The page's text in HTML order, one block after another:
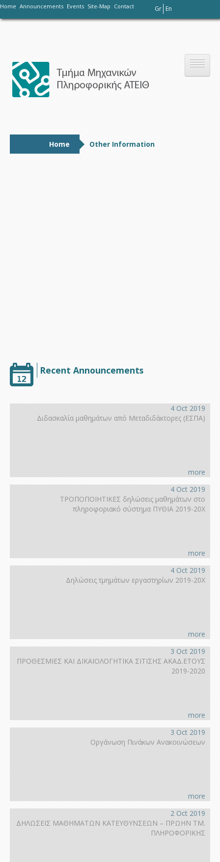
-
Home Announcements Events Site-Map Contact Gr En
Home Other Information
Recent Announcements
4 Oct 2019
Διδασκαλία μαθημάτων από Μεταδιδάκτορες (ΕΣΠΑ)
more
4 Oct 2019
ΤΡΟΠΟΠΟΙΗΤΙΚΕΣ δηλώσεις μαθημάτων στο
πληροφοριακό σύστημα ΠΥΘΙΑ 2019-20Χ
more
4 Oct 2019
Δηλώσεις τμημάτων εργαστηρίων 2019-20Χ
more
3 Oct 2019
ΠΡΟΘΕΣΜΙΕΣ ΚΑΙ ΔΙΚΑΙΟΛΟΓΗΤΙΚΑ ΣΙΤΙΣΗΣ ΑΚΑΔ.ΕΤΟΥΣ
2019-2020
more
3 Oct 2019
Οργάνωση Πινάκων Ανακοινώσεων
more
2 Oct 2019
ΔΗΛΩΣΕΙΣ ΜΑΘΗΜΑΤΩΝ ΚΑΤΕΥΘΥΝΣΕΩΝ – ΠΡΩΗΝ ΤΜ.
ΠΛΗΡΟΦΟΡΙΚΗΣ